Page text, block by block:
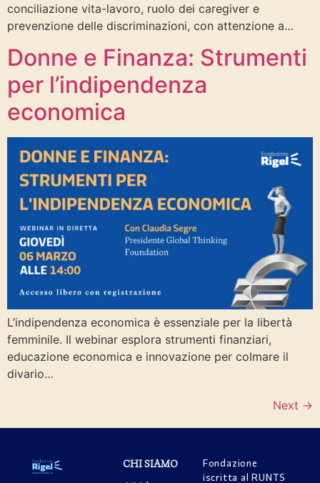
conciliazione vita-lavoro, ruolo dei caregiver e
prevenzione delle discriminazioni, con attenzione a…
Donne e Finanza: Strumenti
per l’indipendenza
economica
L’indipendenza economica è essenziale per la libertà
femminile. Il webinar esplora strumenti finanziari,
educazione economica e innovazione per colmare il
divario…
Next →
CHI SIAMO
Fondazione
iscritta al RUNTS